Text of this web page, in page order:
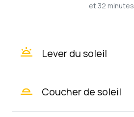
et 32 minutes
wb_twilight Lever du soleil
wb_twilight_2 Coucher de soleil